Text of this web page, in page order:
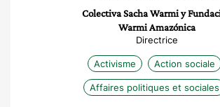
Colectiva Sacha Warmi y
Warmi Amazónica
Directrice
Activisme Action sociale
Affaires politiques et sociales